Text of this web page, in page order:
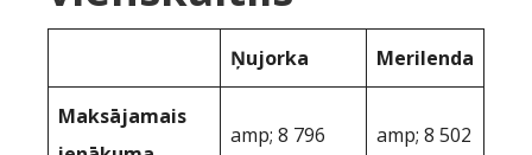
Ņujorka Merilenda
Maksājamais
amp; 8 796
amp; 8 502